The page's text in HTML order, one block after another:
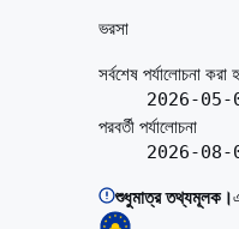
ভরসা
সর্বশেষ পর্যালোচনা করা
2026-05-
পরবর্তী পর্যালোচনা
2026-08-
শুধুমাত্র তথ্যমূলক।